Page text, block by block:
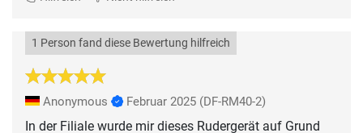
1 Person fand diese Bewertung hilfreich
Anonymous Februar 2025 (DF-RM40-2)
In der Filiale wurde mir dieses Rudergerät auf Grund